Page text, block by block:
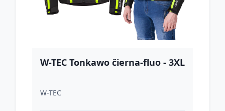
W-TEC Tonkawo čierna-fluo - 3XL
W-TEC